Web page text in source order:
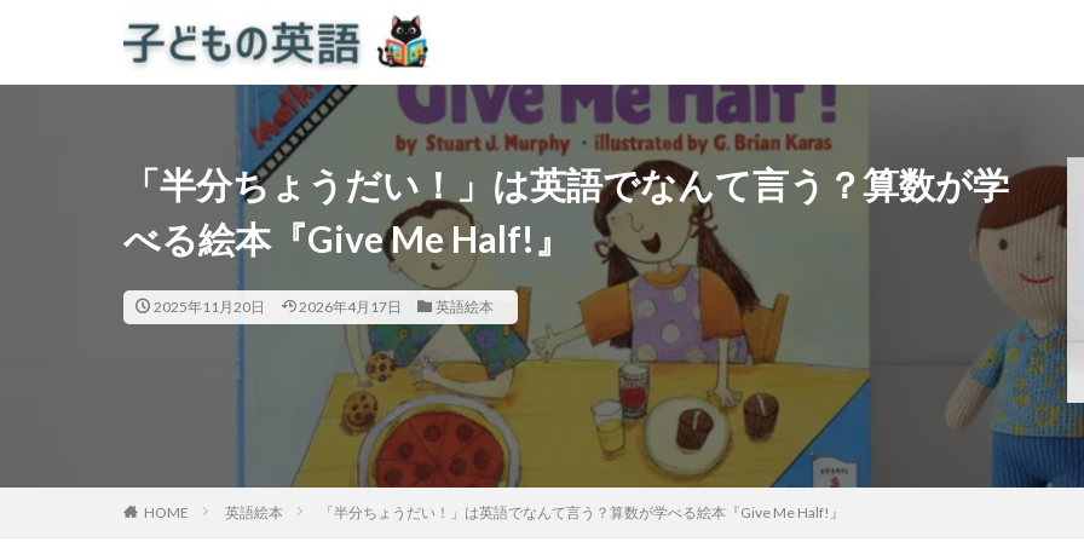
「半分ちょうだい！」は英語でなんて言う？算数が学
べる絵本『Give Me Half!』
2025年11月20日 2026年4月17日 英語絵本
HOME 英語絵本 「半分ちょうだい！」は英語でなんて言う？算数が学べる絵本『Give Me Half!』